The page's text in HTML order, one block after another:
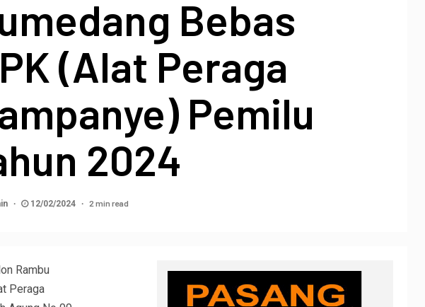
Bebas
(Alat Peraga
Pemilu
2024
12/02/2024 2 min read
Rambu
Peraga